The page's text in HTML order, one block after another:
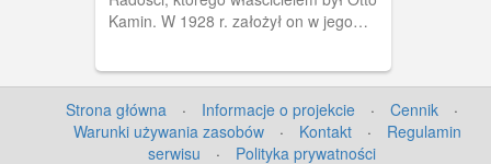
Kamin. W 1928 r. założył on w jego
siedziba nadleśnictwa, zaś obecnie
mieszczą się w nim mieszkania
prywatne.
Strona główna · Informacje o projekcie · Cennik
·
Warunki używania zasobów
· Kontakt ·
Regulamin
serwisu
· Polityka prywatności